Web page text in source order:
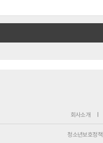
회사소개
청소년보호정책